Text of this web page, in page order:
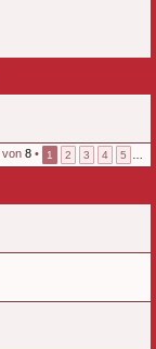
von 8 • 1 2 3 4 5